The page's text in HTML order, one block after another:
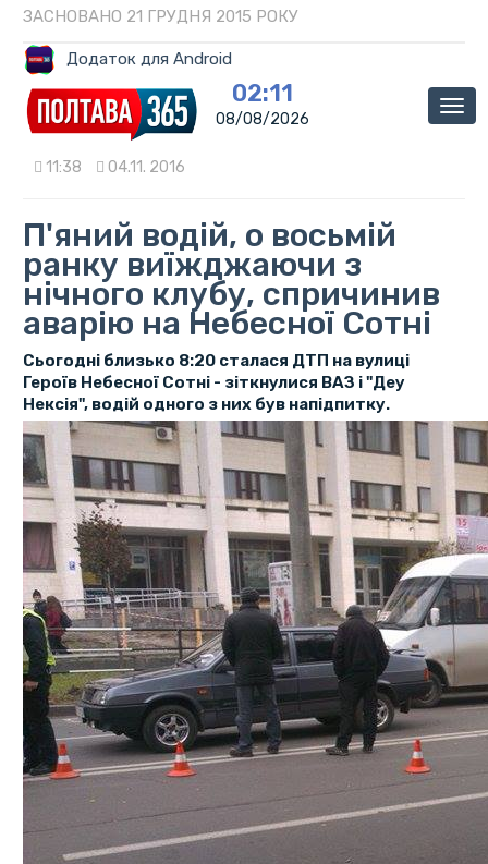
ЗАСНОВАНО 21 ГРУДНЯ 2015 РОКУ
Додаток для Android
02:11
08/08/2026
11:38 04.11. 2016
П'яний водій, о восьмій
ранку виїжджаючи з
нічного клубу, спричинив
аварію на Небесної Сотні
Сьогодні близько 8:20 сталася ДТП на вулиці
Героїв Небесної Сотні - зіткнулися ВАЗ і "Деу
Нексія", водій одного з них був напідпитку.